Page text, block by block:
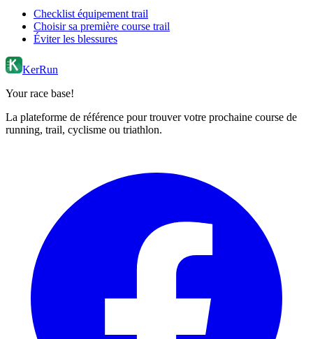
Checklist équipement trail
Choisir sa première course trail
Éviter les blessures
KerRun
Your race base!
La plateforme de référence pour trouver votre prochaine course de
running, trail, cyclisme ou triathlon.